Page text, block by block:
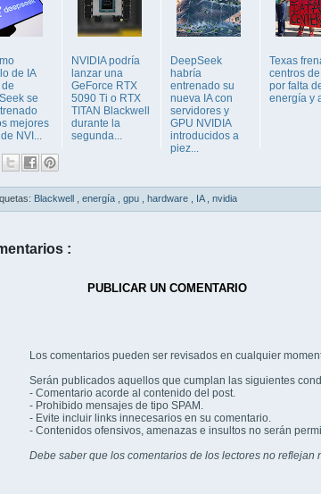
de IA
se
mejores
NVI...
NVIDIA podría
lanzar una
GeForce RTX
5090 Ti o RTX
TITAN Blackwell
durante la
segunda...
DeepSeek
habría
entrenado su
nueva IA con
servidores y
GPU NVIDIA
introducidos a
piez...
Texas
centros
por falta
energía y
Blackwell energía gpu hardware IA nvidia
:
PUBLICAR UN COMENTARIO
Los comentarios pueden ser revisados en cualquier
Serán publicados aquellos que cumplan las siguientes
- Comentario acorde al contenido del post.
- Prohibido mensajes de tipo SPAM.
- Evite incluir links innecesarios en su comentario.
- Contenidos ofensivos, amenazas e insultos no serán
Debe saber que los comentarios de los lectores no reflejan